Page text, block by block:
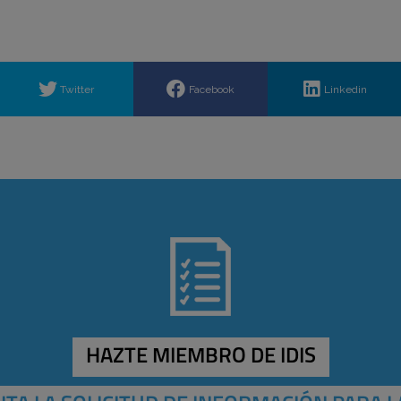
Twitter Facebook Linkedin
HAZTE MIEMBRO DE IDIS